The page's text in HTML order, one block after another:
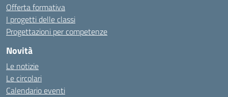
Offerta formativa
I progetti delle classi
Progettazioni per competenze
Novità
Le notizie
Le circolari
Calendario eventi